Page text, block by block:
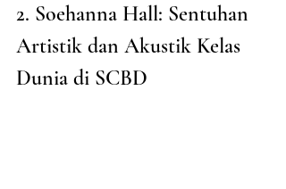
2. Soehanna Hall: Sentuhan
Artistik dan Akustik Kelas
Dunia di SCBD